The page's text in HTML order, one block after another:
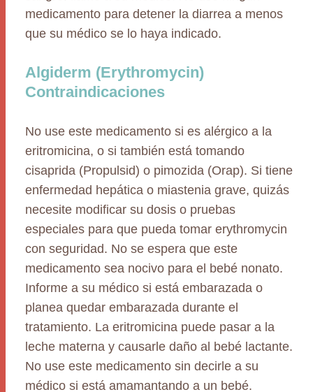
medicamento para detener la diarrea a menos
que su médico se lo haya indicado.
Algiderm (Erythromycin)
Contraindicaciones
No use este medicamento si es alérgico a la
eritromicina, o si también está tomando
cisaprida (Propulsid) o pimozida (Orap). Si tiene
enfermedad hepática o miastenia grave, quizás
necesite modificar su dosis o pruebas
especiales para que pueda tomar erythromycin
con seguridad. No se espera que este
medicamento sea nocivo para el bebé nonato.
Informe a su médico si está embarazada o
planea quedar embarazada durante el
tratamiento. La eritromicina puede pasar a la
leche materna y causarle daño al bebé lactante.
No use este medicamento sin decirle a su
médico si está amamantando a un bebé.